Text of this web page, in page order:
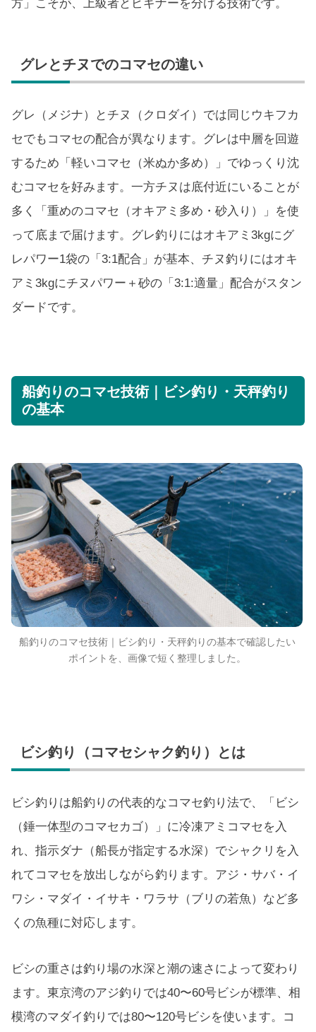
方」こそが、上級者とビギナーを分ける技術です。
グレとチヌでのコマセの違い
グレ（メジナ）とチヌ（クロダイ）では同じウキフカ
セでもコマセの配合が異なります。グレは中層を回遊
するため「軽いコマセ（米ぬか多め）」でゆっくり沈
むコマセを好みます。一方チヌは底付近にいることが
多く「重めのコマセ（オキアミ多め・砂入り）」を使
って底まで届けます。グレ釣りにはオキアミ3kgにグ
レパワー1袋の「3:1配合」が基本、チヌ釣りにはオキ
アミ3kgにチヌパワー＋砂の「3:1:適量」配合がスタン
ダードです。
船釣りのコマセ技術｜ビシ釣り・天秤釣り
の基本
船釣りのコマセ技術｜ビシ釣り・天秤釣りの基本で確認したい
ポイントを、画像で短く整理しました。
ビシ釣り（コマセシャク釣り）とは
ビシ釣りは船釣りの代表的なコマセ釣り法で、「ビシ
（錘一体型のコマセカゴ）」に冷凍アミコマセを入
れ、指示ダナ（船長が指定する水深）でシャクリを入
れてコマセを放出しながら釣ります。アジ・サバ・イ
ワシ・マダイ・イサキ・ワラサ（ブリの若魚）など多
くの魚種に対応します。
ビシの重さは釣り場の水深と潮の速さによって変わり
ます。東京湾のアジ釣りでは40〜60号ビシが標準、相
模湾のマダイ釣りでは80〜120号ビシを使います。コ